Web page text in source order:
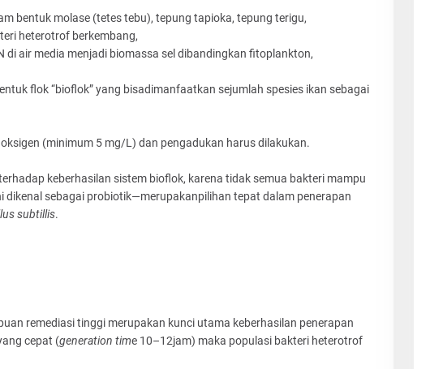
bentuk molase (tetes tebu), tepung tapioka, tepung terigu,
heterotrof berkembang,
air media menjadi biomassa sel dibandingkan fitoplankton,
flok “bioflok” yang bisadimanfaatkan sejumlah spesies ikan sebagai
(minimum 5 mg/L) dan pengadukan harus dilakukan.
keberhasilan sistem bioflok, karena tidak semua bakteri mampu
sebagai probiotik—merupakanpilihan tepat dalam penerapan
subtillis.
remediasi tinggi merupakan kunci utama keberhasilan penerapan
cepat (generation time 10–12jam) maka populasi bakteri heterotrof